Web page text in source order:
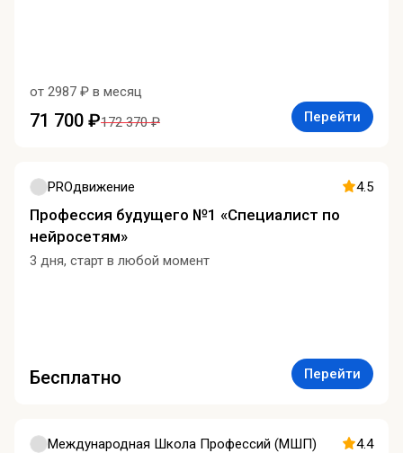
от 2987 ₽ в месяц
71 700 ₽172 370 ₽ Перейти
PROдвижение 4.5
Профессия будущего №1 «Специалист по
нейросетям»
3 дня, старт в любой момент
Бесплатно Перейти
Международная Школа Профессий (МШП) 4.4